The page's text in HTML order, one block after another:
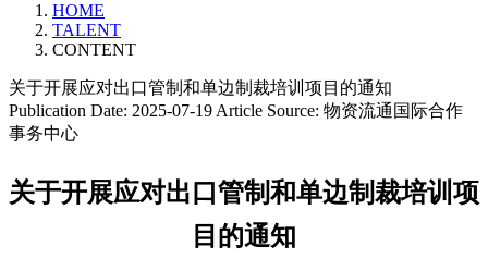
HOME
TALENT
CONTENT
关于开展应对出口管制和单边制裁培训项目的通知
Publication Date: 2025-07-19 Article Source: 物资流通国际合作
事务中心
关于开展应对出口管制和单边制裁培训项
目的通知